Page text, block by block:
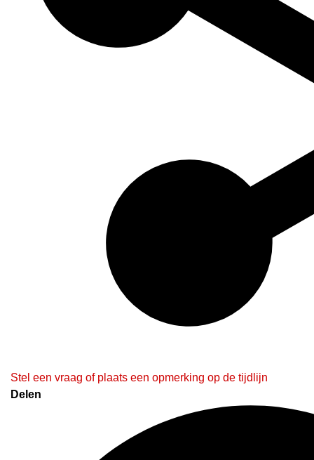
Stel een vraag of plaats een opmerking op de tijdlijn
Delen